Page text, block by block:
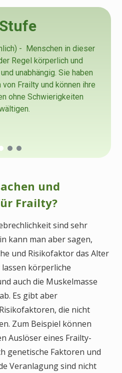
- Menschen in dieser
Regel körperlich und
unabhängig. Sie haben
Frailty und können ihre
ohne Schwierigkeiten
und
Frailty?
sind sehr
kann man aber sagen,
und Risikofaktor das Alter
körperliche
auch die Muskelmasse
Es gibt aber
die nicht
Zum Beispiel können
Auslöser eines Frailty-
genetische Faktoren und
Veranlagung sind nicht